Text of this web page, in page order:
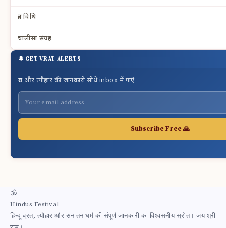
व्रत विधि
चालीसा संग्रह
🔔 GET VRAT ALERTS
व्रत और त्यौहार की जानकारी सीधे inbox में पाएँ
Subscribe Free 🙏
🕉
Hindus Festival
हिन्दू व्रत, त्यौहार और सनातन धर्म की संपूर्ण जानकारी का विश्वसनीय स्रोत। जय श्री